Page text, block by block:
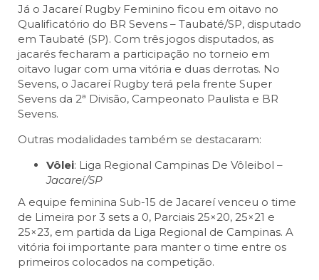
Já o Jacareí Rugby Feminino ficou em oitavo no
Qualificatório do BR Sevens – Taubaté/SP, disputado
em Taubaté (SP). Com três jogos disputados, as
jacarés fecharam a participação no torneio em
oitavo lugar com uma vitória e duas derrotas. No
Sevens, o Jacareí Rugby terá pela frente Super
Sevens da 2ª Divisão, Campeonato Paulista e BR
Sevens.
Outras modalidades também se destacaram:
Vôlei: Liga Regional Campinas De Vôleibol –
Jacareí/SP
A equipe feminina Sub-15 de Jacareí venceu o time
de Limeira por 3 sets a 0, Parciais 25×20, 25×21 e
25×23, em partida da Liga Regional de Campinas. A
vitória foi importante para manter o time entre os
primeiros colocados na competição.